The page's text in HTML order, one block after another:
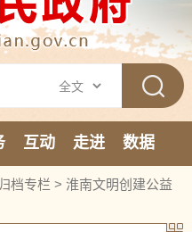
互动 走进
数据
档专栏 > 淮南文明创建公益